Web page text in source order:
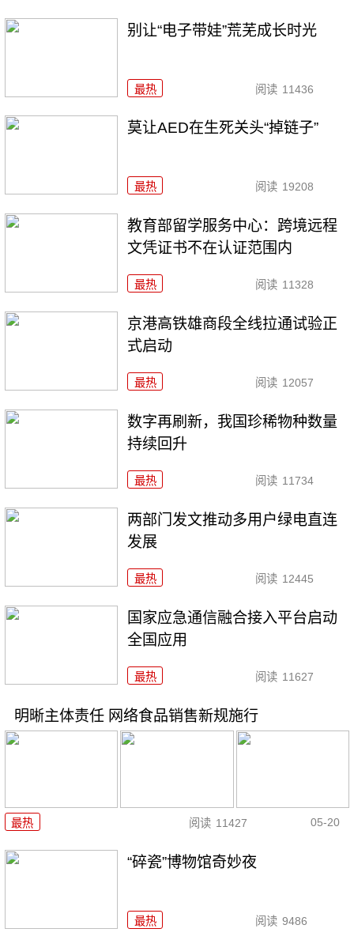
别让“电子带娃”荒芜成长时光
最热 阅读 11436
莫让AED在生死关头“掉链子”
最热 阅读 19208
教育部留学服务中心：跨境远程
文凭证书不在认证范围内
最热 阅读 11328
京港高铁雄商段全线拉通试验正
式启动
最热 阅读 12057
数字再刷新，我国珍稀物种数量
持续回升
最热 阅读 11734
两部门发文推动多用户绿电直连
发展
最热 阅读 12445
国家应急通信融合接入平台启动
全国应用
最热 阅读 11627
明晰主体责任 网络食品销售新规施行
最热 阅读 11427 05-20
“碎瓷”博物馆奇妙夜
最热 阅读 9486